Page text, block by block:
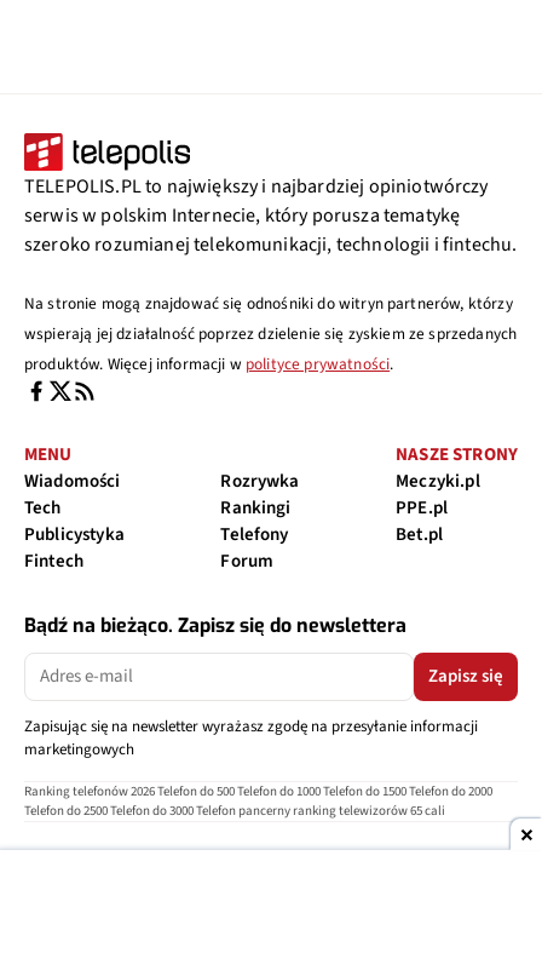
TELEPOLIS.PL to największy i najbardziej opiniotwórczy
serwis w polskim Internecie, który porusza tematykę
szeroko rozumianej telekomunikacji, technologii i fintechu.
Na stronie mogą znajdować się odnośniki do witryn partnerów, którzy
wspierają jej działalność poprzez dzielenie się zyskiem ze sprzedanych
produktów. Więcej informacji w polityce prywatności.
MENU
Wiadomości
Tech
Publicystyka
Fintech
Rozrywka
Rankingi
Telefony
Forum
NASZE STRONY
Meczyki.pl
PPE.pl
Bet.pl
Bądź na bieżąco. Zapisz się do newslettera
Zapisz się
Zapisując się na newsletter wyrażasz zgodę na przesyłanie informacji
marketingowych
Ranking telefonów 2026Telefon do 500Telefon do 1000Telefon do 1500Telefon do 2000
Telefon do 2500Telefon do 3000Telefon pancerny ranking telewizorów 65 cali